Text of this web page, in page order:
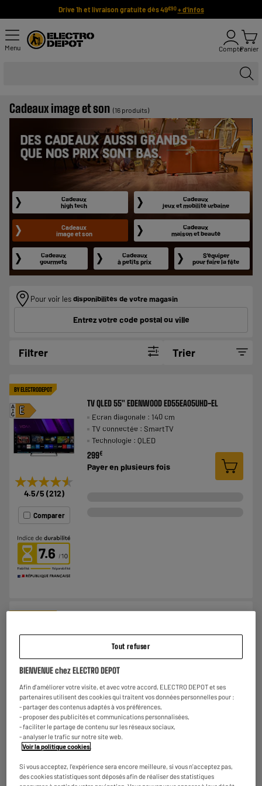
Drive 1h et livraison gratuite dès 49€90 + d'infos
Menu ComptePanier
Cadeaux image et son (16 produits)
Cadeaux
high tech
Cadeaux
jeux et mobilité urbaine
Cadeaux
image et son
Cadeaux
maison et beauté
Cadeaux
gourmets
Cadeaux
à petits prix
S'équiper
pour faire la fête
Pour voir lesdisponibilités de votre magasin
Entrez votre code postal ou ville
Filtrer Trier
BY ELECTRODEPOT
E
A
G
★★★★★
★★★★★
4.5/5 (212)
Comparer
7.6
TV QLED 55" EDENWOOD ED55EA05UHD-EL
Ecran diagonale : 140 cm
TV connectée : SmartTV
Technologie : QLED
299€
Payer en plusieurs fois
E
★★★★★
★★★★★
4.3/5(94)
Comparer
7.6
Ecran diagonale : 165 cm
Technologie : QLED
429
Payer enplusieurs fois
Tout refuser
BIENVENUE chez ELECTRO DEPOT
Afin d'améliorer votre visite, et avec votre accord, ELECTRO DEPOT et ses
partenaires utilisent des cookies qui traitent vos données personnelles pour :
- partager des contenus adaptés à vos préférences,
- proposer des publicités et communications personnalisées,
- faciliter le partage de contenu sur les réseaux sociaux,
- analyser le trafic sur notre site web.
Voir la politique cookies.
Si vous acceptez, l'expérience sera encore meilleure, si vous n'acceptez pas,
des cookies statistiques sont déposés afin de réaliser des statistiques